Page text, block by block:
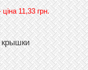
11,33 грн.
крышки